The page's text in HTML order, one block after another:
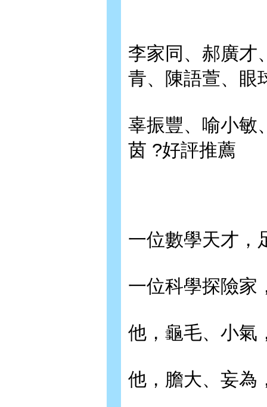
李家同、郝廣才
青、陳語萱、眼
辜振豐、喻小敏
茵 ?好評推薦
一位數學天才，
一位科學探險家
他，龜毛、小氣
他，膽大、妄為